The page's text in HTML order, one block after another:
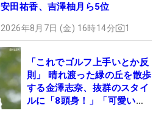
安田祐香、吉澤柚月ら5位
2026年8月7日 (金) 16時14分 1
「これでゴルフ上手いとか反
則」 晴れ渡った緑の丘を散歩
する金澤志奈、抜群のスタイ
ルに「8頭身！」「可愛いに